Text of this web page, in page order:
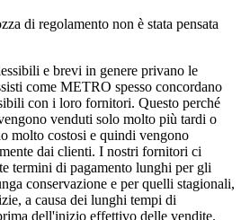
di regolamento non è stata pensata
e brevi in genere privano le
come METRO spesso concordano
con i loro fornitori. Questo perché
venduti solo molto più tardi o
molto costosi e quindi vengono
dai clienti. I nostri fornitori ci
termini di pagamento lunghi per gli
conservazione e per quelli stagionali,
a causa dei lunghi tempi di
dell'inizio effettivo delle vendite.